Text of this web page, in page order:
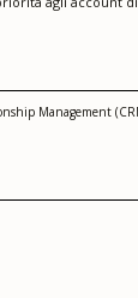
Management